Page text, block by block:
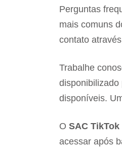
Perguntas
mais comuns
contato
Trabalhe
disponibilizado
disponíveis.
O SAC TikTok
acessar após